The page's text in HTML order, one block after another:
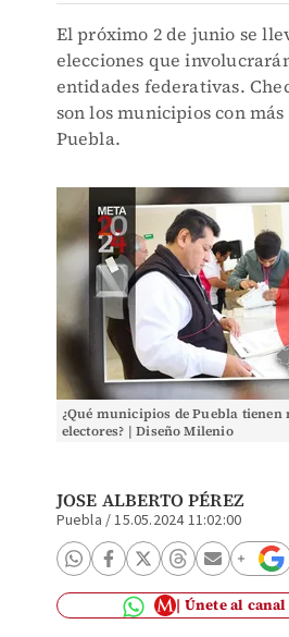
El próximo 2 de junio se
elecciones que
entidades federativas.
son los municipios con
Puebla.
¿Qué municipios de Puebla tienen
electores? | Diseño Milenio
JOSE ALBERTO PÉREZ
Puebla /15.05.2024 11:02:00
Únete al